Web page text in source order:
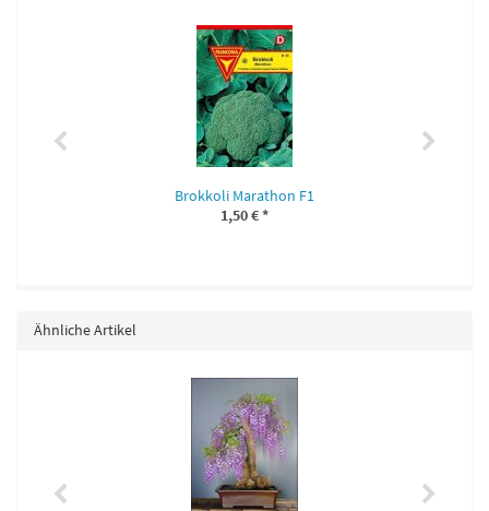
Brokkoli Marathon F1
1,50 €*
Ähnliche Artikel